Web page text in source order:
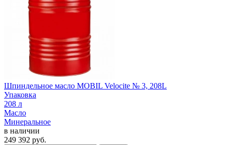
Шпиндельное масло MOBIL Velocite № 3, 208L
Упаковка
208 л
Масло
Минеральное
в наличии
249 392 руб.